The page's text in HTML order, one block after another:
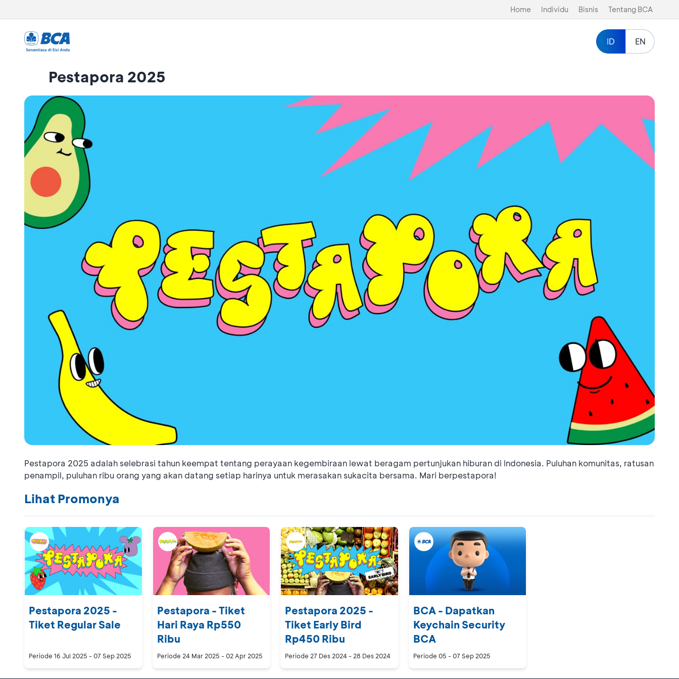
Home Individu Bisnis Tentang BCA
ID EN
Pestapora 2025
Pestapora 2025 adalah selebrasi tahun keempat tentang perayaan kegembiraan lewat beragam pertunjukan hiburan di Indonesia. Puluhan komunitas, ratusan
penampil, puluhan ribu orang yang akan datang setiap harinya untuk merasakan sukacita bersama. Mari berpestapora!
Lihat Promonya
Pestapora 2025 -
Tiket Regular Sale
Periode 16 Jul 2025 - 07 Sep 2025
Pestapora - Tiket
Hari Raya Rp550
Ribu
Periode 24 Mar 2025 - 02 Apr 2025
Pestapora 2025 -
Tiket Early Bird
Rp450 Ribu
Periode 27 Des 2024 - 28 Des 2024
BCA - Dapatkan
Keychain Security
BCA
Periode 05 - 07 Sep 2025